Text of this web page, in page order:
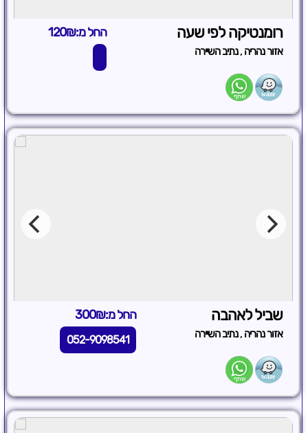
רומנטיקה לפי שעה החל מ:120₪
אזור נהריה ,נתיב השיירה
שביל לאהבה החל מ:300₪
אזור נהריה ,נתיב השיירה 052-9098541